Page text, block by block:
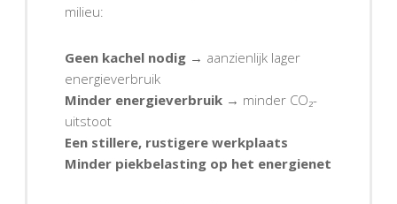
milieu:
Geen kachel nodig → aanzienlijk lager
energieverbruik
Minder energieverbruik → minder CO₂-
uitstoot
Een stillere, rustigere werkplaats
Minder piekbelasting op het energienet